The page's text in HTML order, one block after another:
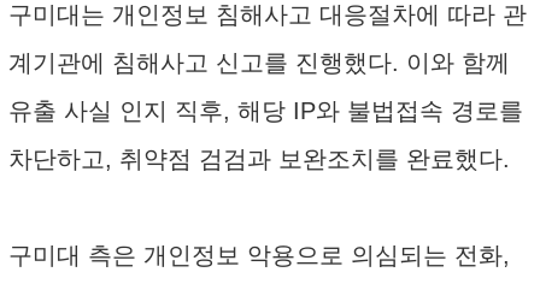
구미대는 개인정보 침해사고 대응절차에 따라 관
계기관에 침해사고 신고를 진행했다. 이와 함께
유출 사실 인지 직후, 해당 IP와 불법접속 경로를
차단하고, 취약점 검검과 보완조치를 완료했다.
구미대 측은 개인정보 악용으로 의심되는 전화,